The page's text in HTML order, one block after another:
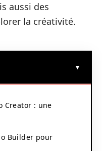
aussi des
la créativité.
Creator : une
Builder pour